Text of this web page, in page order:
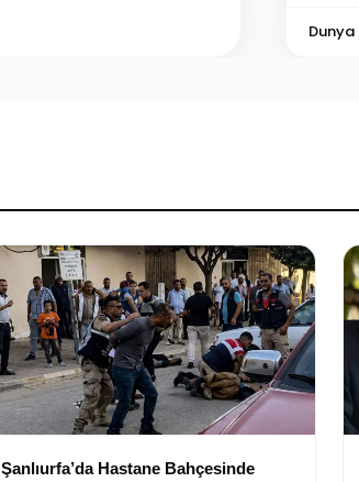
Dunya
Şanlıurfa’da Hastane Bahçesinde